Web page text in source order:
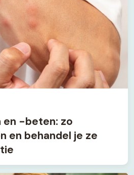
en -beten: zo
en behandel je ze